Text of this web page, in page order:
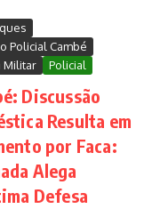
Policial Cambé
Militar
Policial
Discussão
Resulta em
por Faca:
Alega
Defesa